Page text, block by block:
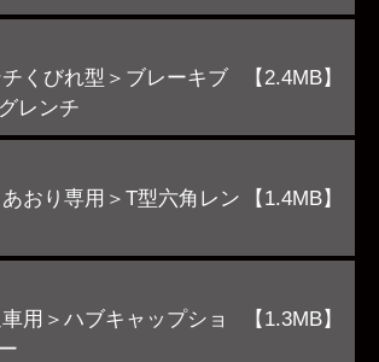
くびれ型＞ブレーキブ
レンチ
【2.4MB】
おり専用＞T型六角レン
【1.4MB】
用＞ハブキャップショ
【1.3MB】